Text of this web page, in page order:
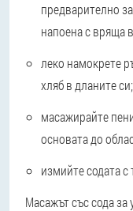
предварително
напоена с вряща
леко намокрете
хляб в дланите си;
масажирайте
основата до
измийте содата с
Масажът със сода за